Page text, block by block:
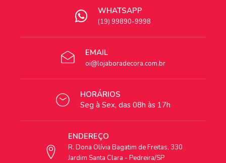
WHATSAPP
(19) 99890-9998
EMAIL
oi@lojaboradecora.com.br
HORÁRIOS
Seg à Sex, das 08h às 17h
ENDEREÇO
R. Dona Olívia Bagatim de Freitas, 330
Jardim Santa Clara - Pedreira/SP